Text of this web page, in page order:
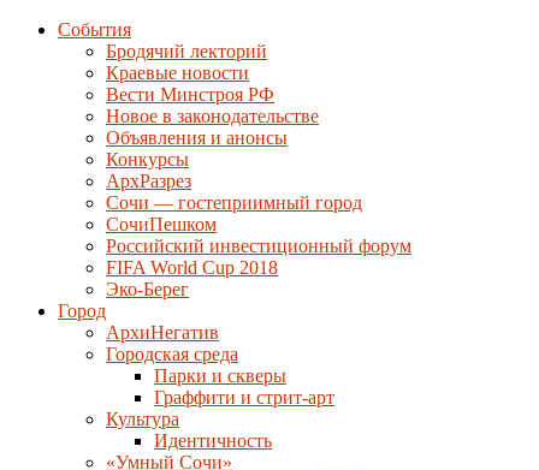
События
Бродячий лекторий
Краевые новости
Вести Минстроя РФ
Новое в законодательстве
Объявления и анонсы
Конкурсы
АрхРазрез
Сочи — гостеприимный город
СочиПешком
Российский инвестиционный форум
FIFA World Cup 2018
Эко-Берег
Город
АрхиНегатив
Городская среда
Парки и скверы
Граффити и стрит-арт
Культура
Идентичность
«Умный Сочи»